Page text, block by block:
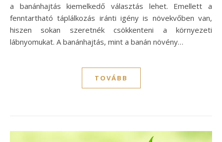
a banánhajtás kiemelkedő választás lehet. Emellett a
fenntartható táplálkozás iránti igény is növekvőben van,
hiszen sokan szeretnék csökkenteni a környezeti
lábnyomukat. A banánhajtás, mint a banán növény…
TOVÁBB